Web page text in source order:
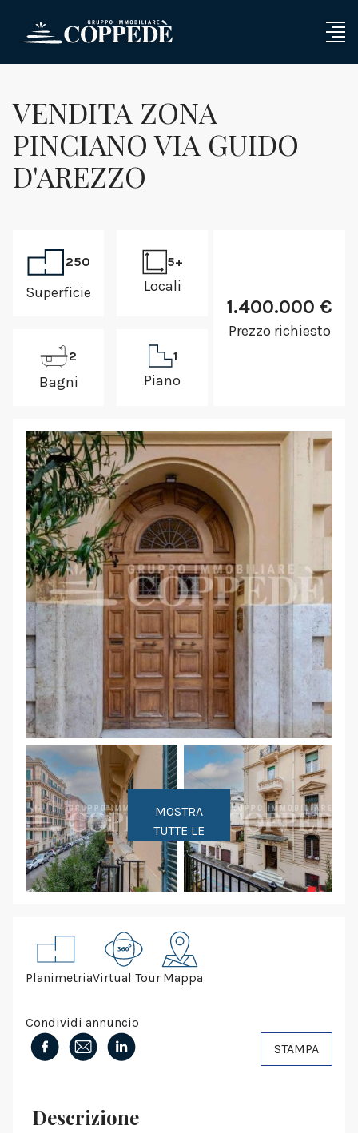
VENDITA ZONA
PINCIANO VIA GUIDO
D'AREZZO
250
Superficie
5+
Locali
2
Bagni
1
Piano
1.400.000 €
Prezzo richiesto
MOSTRA
TUTTE LE
FOTO
PlanimetriaVirtual Tour Mappa
Condividi annuncio
STAMPA
Descrizione